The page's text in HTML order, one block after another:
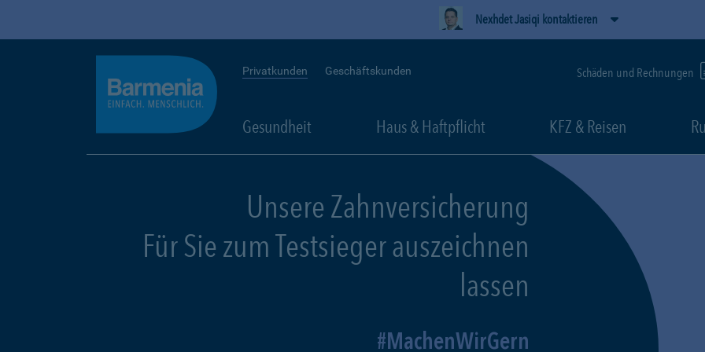
Nexhdet Jasiqi kontaktieren
Privatkunden Geschäftskunden Schäden und Rechnungen
Gesundheit Haus & Haftpflicht KFZ & Reisen
Unsere Zahnversicherung
Für Sie zum Testsieger auszeichnen
lassen
MachenWirGern